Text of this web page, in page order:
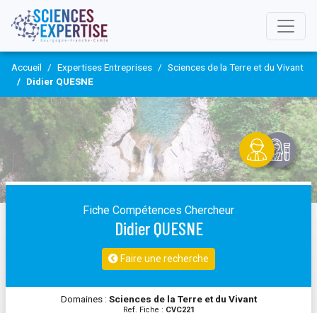
Accueil Expertises Entreprises
Sciences de la Terre et du Vivant
Didier QUESNE
Fiche Compétences Chercheur
Didier QUESNE
Faire une recherche
Domaines : Sciences de la Terre et du Vivant
Ref. Fiche : CVC221